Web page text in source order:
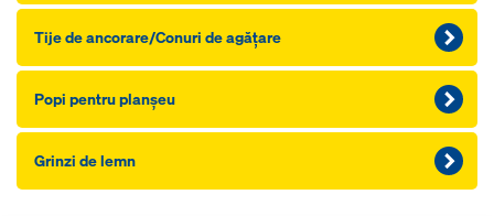
Tije de ancorare/Conuri de agăţare
Popi pentru planşeu
Grinzi de lemn